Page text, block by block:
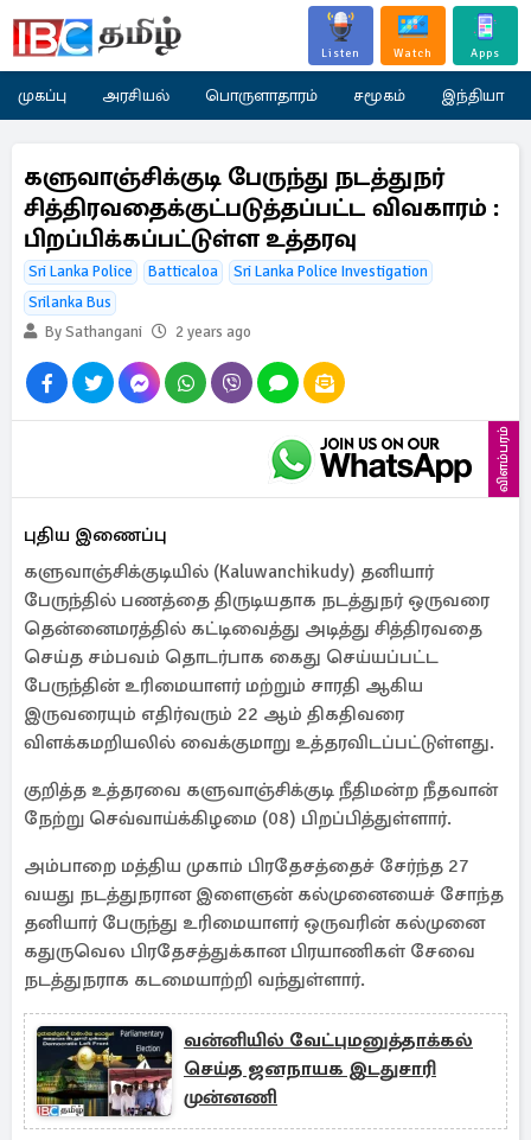
Listen Watch Apps
முகப்பு அரசியல் பொருளாதாரம் சமூகம் இந்தியா
களுவாஞ்சிக்குடி பேருந்து நடத்துநர்
சித்திரவதைக்குட்படுத்தப்பட்ட விவகாரம் :
பிறப்பிக்கப்பட்டுள்ள உத்தரவு
Sri Lanka Police Batticaloa
Sri Lanka Police Investigation
Srilanka Bus
By Sathangani
2 years ago
விளம்பரம்
புதிய இணைப்பு
களுவாஞ்சிக்குடியில் (Kaluwanchikudy) தனியார்
பேருந்தில் பணத்தை திருடியதாக நடத்துநர் ஒருவரை
தென்னைமரத்தில் கட்டிவைத்து அடித்து சித்திரவதை
செய்த சம்பவம் தொடர்பாக கைது செய்யப்பட்ட
பேருந்தின் உரிமையாளர் மற்றும் சாரதி ஆகிய
இருவரையும் எதிர்வரும் 22 ஆம் திகதிவரை
விளக்கமறியலில் வைக்குமாறு உத்தரவிடப்பட்டுள்ளது.
குறித்த உத்தரவை களுவாஞ்சிக்குடி நீதிமன்ற நீதவான்
நேற்று செவ்வாய்க்கிழமை (08) பிறப்பித்துள்ளார்.
அம்பாறை மத்திய முகாம் பிரதேசத்தைச் சேர்ந்த 27
வயது நடத்துநரான இளைஞன் கல்முனையைச் சோந்த
தனியார் பேருந்து உரிமையாளர் ஒருவரின் கல்முனை
கதுருவெல பிரதேசத்துக்கான பிரயாணிகள் சேவை
நடத்துநராக கடமையாற்றி வந்துள்ளார்.
வன்னியில் வேட்புமனுத்தாக்கல்
செய்த ஜனநாயக இடதுசாரி
முன்னணி